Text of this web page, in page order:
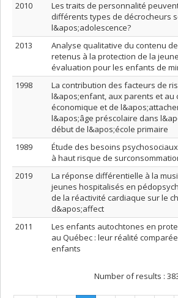
2010
Les traits de personnalité
différents types de décrocheurs
l&apos;adolescence?
2013
Analyse qualitative du contenu
retenus à la protection de la
évaluation pour les enfants de
1998
La contribution des facteurs de
l&apos;enfant, aux parents et au
économique et de
l&apos;âge préscolaire dans
début de l&apos;école primaire
1989
Étude des besoins
à haut risque de
2019
La réponse différentielle à la
jeunes hospitalisés en
de la réactivité cardiaque sur le
d&apos;affect
2011
Les enfants autochtones en
au Québec : leur réalité
enfants
Number of results :